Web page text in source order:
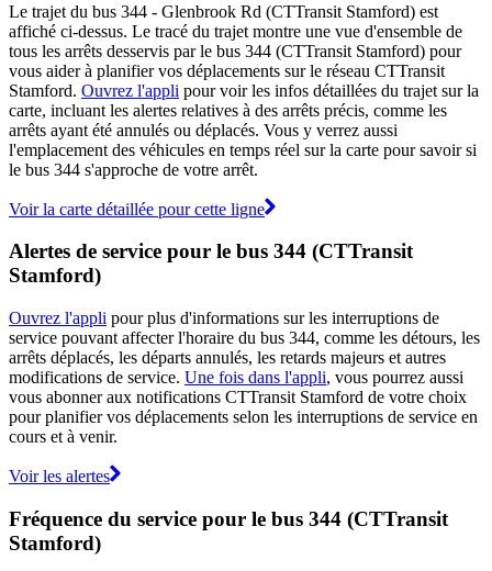
Le trajet du bus 344 - Glenbrook Rd (CTTransit Stamford) est
affiché ci-dessus. Le tracé du trajet montre une vue d'ensemble de
tous les arrêts desservis par le bus 344 (CTTransit Stamford) pour
vous aider à planifier vos déplacements sur le réseau CTTransit
Stamford. Ouvrez l'appli pour voir les infos détaillées du trajet sur la
carte, incluant les alertes relatives à des arrêts précis, comme les
arrêts ayant été annulés ou déplacés. Vous y verrez aussi
l'emplacement des véhicules en temps réel sur la carte pour savoir si
le bus 344 s'approche de votre arrêt.
Voir la carte détaillée pour cette ligne
Alertes de service pour le bus 344 (CTTransit
Stamford)
Ouvrez l'appli pour plus d'informations sur les interruptions de
service pouvant affecter l'horaire du bus 344, comme les détours, les
arrêts déplacés, les départs annulés, les retards majeurs et autres
modifications de service. Une fois dans l'appli, vous pourrez aussi
vous abonner aux notifications CTTransit Stamford de votre choix
pour planifier vos déplacements selon les interruptions de service en
cours et à venir.
Voir les alertes
Fréquence du service pour le bus 344 (CTTransit
Stamford)